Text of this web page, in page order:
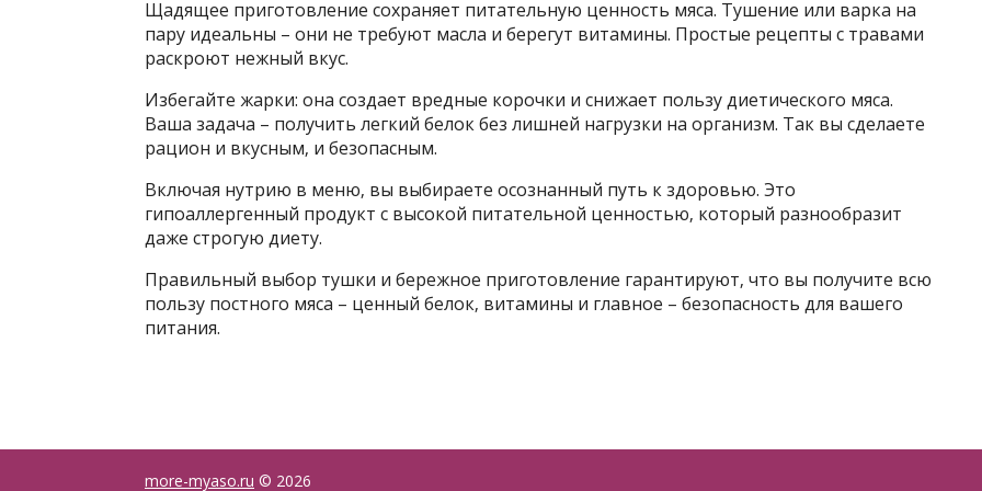
Щадящее приготовление сохраняет питательную ценность мяса. Тушение или варка на
пару идеальны – они не требуют масла и берегут витамины. Простые рецепты с травами
раскроют нежный вкус.
Избегайте жарки: она создает вредные корочки и снижает пользу диетического мяса.
Ваша задача – получить легкий белок без лишней нагрузки на организм. Так вы сделаете
рацион и вкусным‚ и безопасным.
Включая нутрию в меню‚ вы выбираете осознанный путь к здоровью. Это
гипоаллергенный продукт с высокой питательной ценностью‚ который разнообразит
даже строгую диету.
Правильный выбор тушки и бережное приготовление гарантируют‚ что вы получите всю
пользу постного мяса – ценный белок‚ витамины и главное – безопасность для вашего
питания.
more-myaso.ru © 2026